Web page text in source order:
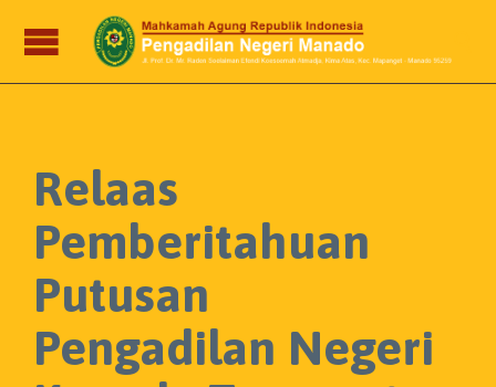
Relaas
Pemberitahuan
Putusan
Pengadilan Negeri